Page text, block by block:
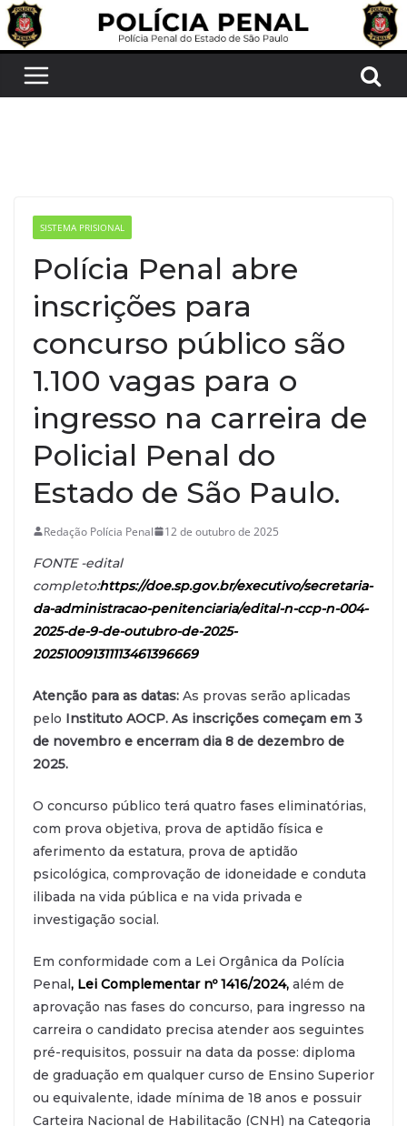
Pular
para
conteúdo
SISTEMA PRISIONAL
Polícia Penal abre
inscrições para
concurso público são
1.100 vagas para o
ingresso na carreira de
Policial Penal do
Estado de São Paulo.
Redação Polícia Penal 12 de outubro de 2025
FONTE -edital
completo:https://doe.sp.gov.br/executivo/secretaria-
da-administracao-penitenciaria/edital-n-ccp-n-004-
2025-de-9-de-outubro-de-2025-
202510091311113461396669
Atenção para as datas: As provas serão aplicadas
pelo Instituto AOCP. As inscrições começam em 3
de novembro e encerram dia 8 de dezembro de
2025.
O concurso público terá quatro fases eliminatórias,
com prova objetiva, prova de aptidão física e
aferimento da estatura, prova de aptidão
psicológica, comprovação de idoneidade e conduta
ilibada na vida pública e na vida privada e
investigação social.
Em conformidade com a Lei Orgânica da Polícia
Penal, Lei Complementar nº 1416/2024, além de
aprovação nas fases do concurso, para ingresso na
carreira o candidato precisa atender aos seguintes
pré-requisitos, possuir na data da posse: diploma
de graduação em qualquer curso de Ensino Superior
ou equivalente, idade mínima de 18 anos e possuir
Carteira Nacional de Habilitação (CNH) na Categoria